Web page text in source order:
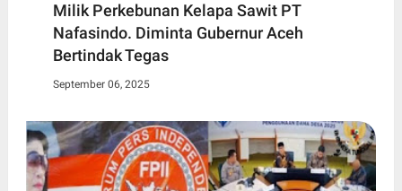
Milik Perkebunan Kelapa Sawit PT
Nafasindo. Diminta Gubernur Aceh
Bertindak Tegas
September 06, 2025